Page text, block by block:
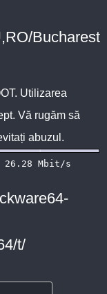
Bucharest
. Utilizarea
Vă rugăm să
abuzul.
t/